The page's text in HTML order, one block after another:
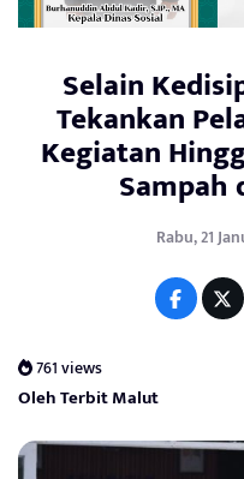
Selain
Tekankan
Kegiatan
Sampah
Rabu, 21
761 views
Oleh Terbit Malut